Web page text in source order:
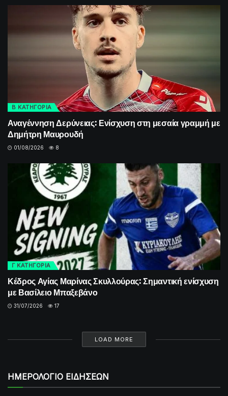
Β ΚΑΤΗΓΟΡΙΑ
Αναγέννηση Δερύνειας: Ενίσχυση στη μεσαία γραμμή με
Δημήτρη Μαυρουδή
01/08/2026 8
Γ ΚΑΤΗΓΟΡΙΑ
Κέδρος Αγίας Μαρίνας Σκυλλούρας: Σημαντική ενίσχυση
με Βασίλειο Μπαξεβάνο
31/07/2026 17
LOAD MORE
ΗΜΕΡΟΛΟΓΙΟ ΕΙΔΗΣΕΩΝ